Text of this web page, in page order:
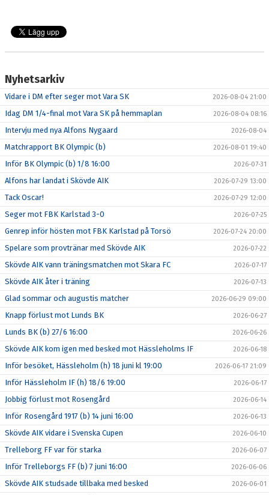
Nyhetsarkiv
Vidare i DM efter seger mot Vara SK 2026-08-04 21:00
Idag DM 1/4-final mot Vara SK på hemmaplan 2026-08-04 08:16
Intervju med nya Alfons Nygaard 2026-08-04
Matchrapport BK Olympic (b) 2026-08-01 19:40
Inför BK Olympic (b) 1/8 16:00 2026-07-31
Alfons har landat i Skövde AIK 2026-07-29 13:00
Tack Oscar! 2026-07-29 12:00
Seger mot FBK Karlstad 3-0 2026-07-25
Genrep inför hösten mot FBK Karlstad på Torsö 2026-07-24 20:00
Spelare som provtränar med Skövde AIK 2026-07-22
Skövde AIK vann träningsmatchen mot Skara FC 2026-07-17
Skövde AIK åter i träning 2026-07-13
Glad sommar och augustis matcher 2026-06-29 09:00
Knapp förlust mot Lunds BK 2026-06-27
Lunds BK (b) 27/6 16:00 2026-06-26
Skövde AIK kom igen med besked mot Hässleholms IF 2026-06-18
Inför besöket, Hässleholm (h) 18 juni kl 19:00 2026-06-17 21:09
Inför Hässleholm IF (h) 18/6 19:00 2026-06-17
Jobbig förlust mot Rosengård 2026-06-14
Inför Rosengård 1917 (b) 14 juni 16:00 2026-06-13
Skövde AIK vidare i Svenska Cupen 2026-06-10
Trelleborg FF var för starka 2026-06-07
Inför Trelleborgs FF (b) 7 juni 16:00 2026-06-06
Skövde AIK studsade tillbaka med besked 2026-06-01